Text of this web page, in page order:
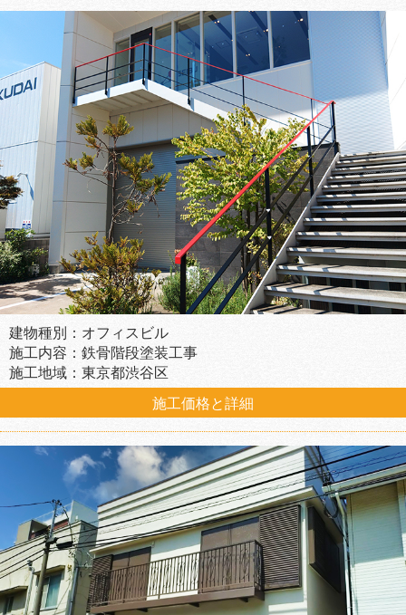
建物種別：オフィスビル
施工内容：鉄骨階段塗装工事
施工地域：東京都渋谷区
施工価格と詳細